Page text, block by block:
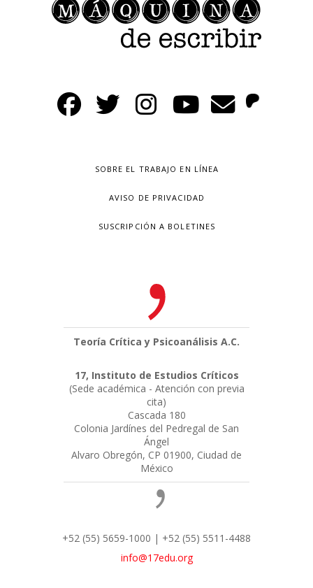
SOBRE EL TRABAJO EN LÍNEA
AVISO DE PRIVACIDAD
SUSCRIPCIÓN A BOLETINES
Teoría Crítica y Psicoanálisis A.C.
17, Instituto de Estudios Críticos
(Sede académica - Atención con previa
cita)
Cascada 180
Colonia Jardínes del Pedregal de San
Ángel
Alvaro Obregón, CP 01900, Ciudad de
México
+52 (55) 5659-1000 | +52 (55) 5511-4488
info@17edu.org